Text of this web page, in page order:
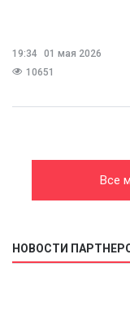
19:34
01 мая 2026
10651
Все
НОВОСТИ